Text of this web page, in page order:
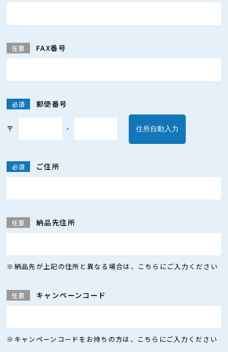
任意 FAX番号
必須 郵便番号
〒 - 住所自動入力
必須 ご住所
任意 納品先住所
※納品先が上記の住所と異なる場合は、こちらにご入力ください
任意 キャンペーンコード
※キャンペーンコードをお持ちの方は、こちらにご入力ください